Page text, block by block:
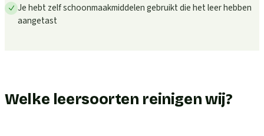
Je hebt zelf schoonmaakmiddelen gebruikt die het leer hebben
aangetast
Welke leersoorten reinigen wij?